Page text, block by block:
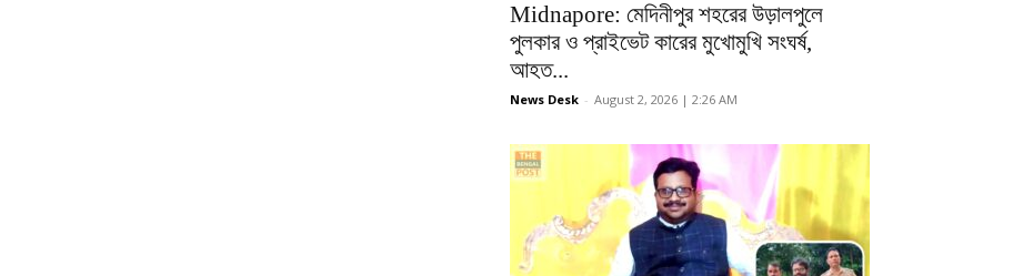
Midnapore: মেদিনীপুর শহরের উড়ালপুলে
পুলকার ও প্রাইভেট কারের মুখোমুখি সংঘর্ষ,
আহত...
News Desk - August 2, 2026 | 2:26 AM